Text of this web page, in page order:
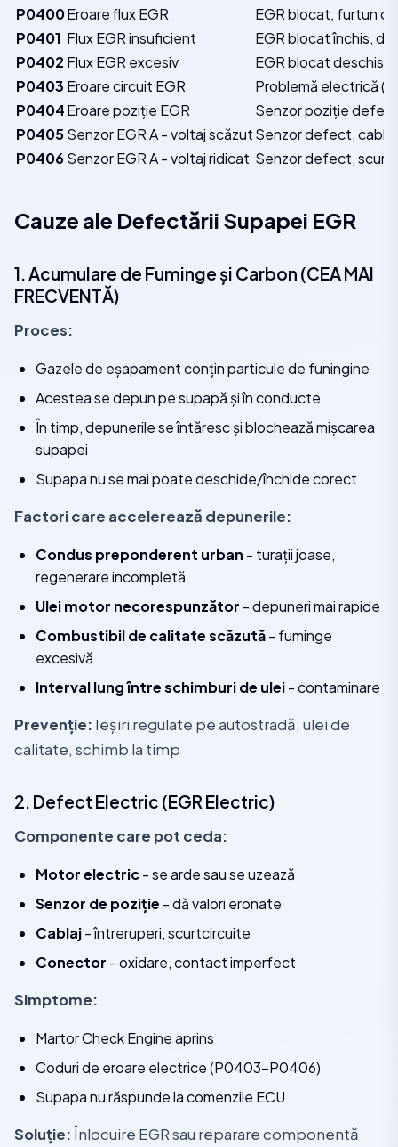
P0400Eroare flux EGR
EGR blocat, furtun
P0401 Flux EGR insuficient
EGR blocat închis,
P0402 Flux EGR excesiv
EGR blocat deschis,
P0403 Eroare circuit EGR
Problemă electrică
P0404Eroare poziție EGR
Senzor poziție
P0405Senzor EGR A - voltaj scăzutSenzor defect,
P0406Senzor EGR A - voltaj ridicat Senzor defect,
Cauze ale Defectării Supapei EGR
1. Acumulare de Fuminge și Carbon (CEA MAI
FRECVENTĂ)
Proces:
Gazele de eșapament conțin particule de funingine
Acestea se depun pe supapă și în conducte
În timp, depunerile se întăresc și blochează mișcarea
supapei
Supapa nu se mai poate deschide/închide corect
Factori care accelerează depunerile:
Condus preponderent urban - turații joase,
regenerare incompletă
Ulei motor necorespunzător - depuneri mai rapide
Combustibil de calitate scăzută- fuminge
excesivă
Interval lung între schimburi de ulei- contaminare
Prevenție: Ieșiri regulate pe autostradă, ulei de
calitate, schimb la timp
2. Defect Electric (EGR Electric)
Componente care pot ceda:
Motor electric- se arde sau se uzează
Senzor de poziție - dă valori eronate
Cablaj- întreruperi, scurtcircuite
Conector - oxidare, contact imperfect
Simptome:
Martor Check Engine aprins
Coduri de eroare electrice (P0403-P0406)
Supapa nu răspunde la comenzile ECU
Soluție: Înlocuire EGR sau reparare componentă